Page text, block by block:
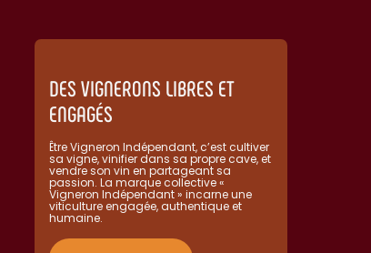
DES VIGNERONS LIBRES ET
ENGAGÉS
Être Vigneron Indépendant, c’est cultiver
sa vigne, vinifier dans sa propre cave, et
vendre son vin en partageant sa
passion. La marque collective «
Vigneron Indépendant » incarne une
viticulture engagée, authentique et
humaine.​